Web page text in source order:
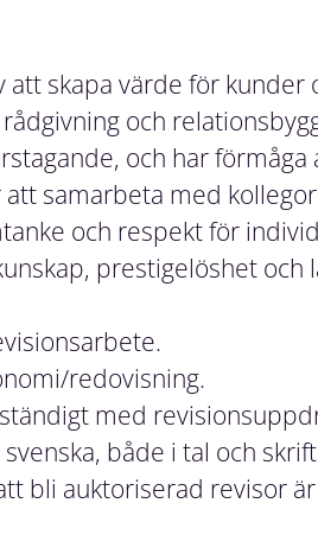
att skapa värde för kunder
och
och har
samarbeta med
och respekt för
prestigelöshet och
redovisning.
med
både i tal och
bli auktoriserad revisor